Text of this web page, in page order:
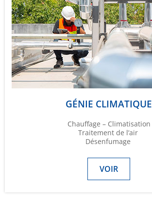
GÉNIE CLIMATIQUE
Chauffage – Climatisation
Traitement de l’air
Désenfumage
VOIR